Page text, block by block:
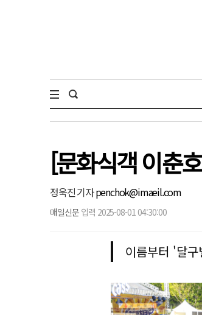
[문화식객 이춘
정욱진 기자penchok@imaeil.com
매일신문 입력 2025-08-01 04:30:00
이름부터 '달